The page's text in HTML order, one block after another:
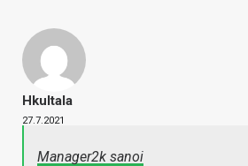
Hkultala
27.7.2021
Manager2k sanoi